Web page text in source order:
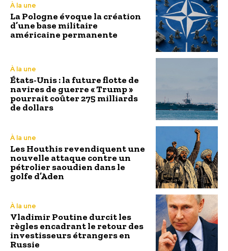
À la une
La Pologne évoque la création
d’une base militaire
américaine permanente
À la une
États-Unis : la future flotte de
navires de guerre « Trump »
pourrait coûter 275 milliards
de dollars
À la une
Les Houthis revendiquent une
nouvelle attaque contre un
pétrolier saoudien dans le
golfe d’Aden
À la une
Vladimir Poutine durcit les
règles encadrant le retour des
investisseurs étrangers en
Russie